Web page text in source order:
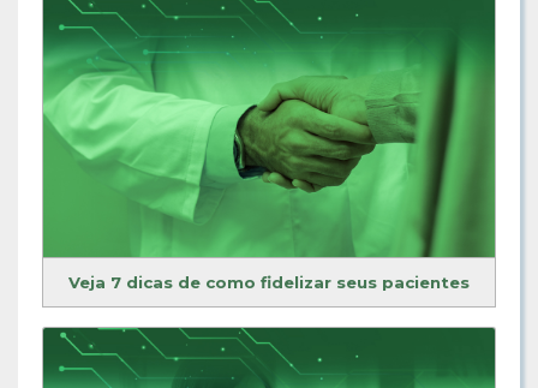
Veja 7 dicas de como fidelizar seus pacientes